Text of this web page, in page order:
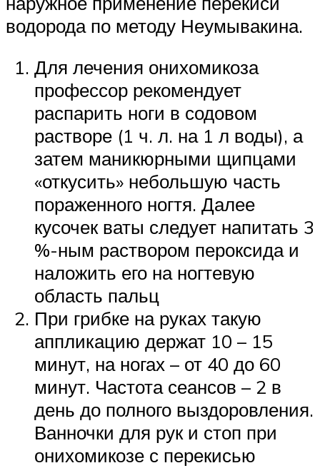
водорода по методу Неумывакина.
Для лечения онихомикоза
профессор рекомендует
распарить ноги в содовом
растворе (1 ч. л. на 1 л воды), а
затем маникюрными щипцами
«откусить» небольшую часть
пораженного ногтя. Далее
кусочек ваты следует напитать 3
%-ным раствором пероксида и
наложить его на ногтевую
область пальц
При грибке на руках такую
аппликацию держат 10 – 15
минут, на ногах – от 40 до 60
минут. Частота сеансов – 2 в
день до полного выздоровления.
Ванночки для рук и стоп при
онихомикозе с перекисью